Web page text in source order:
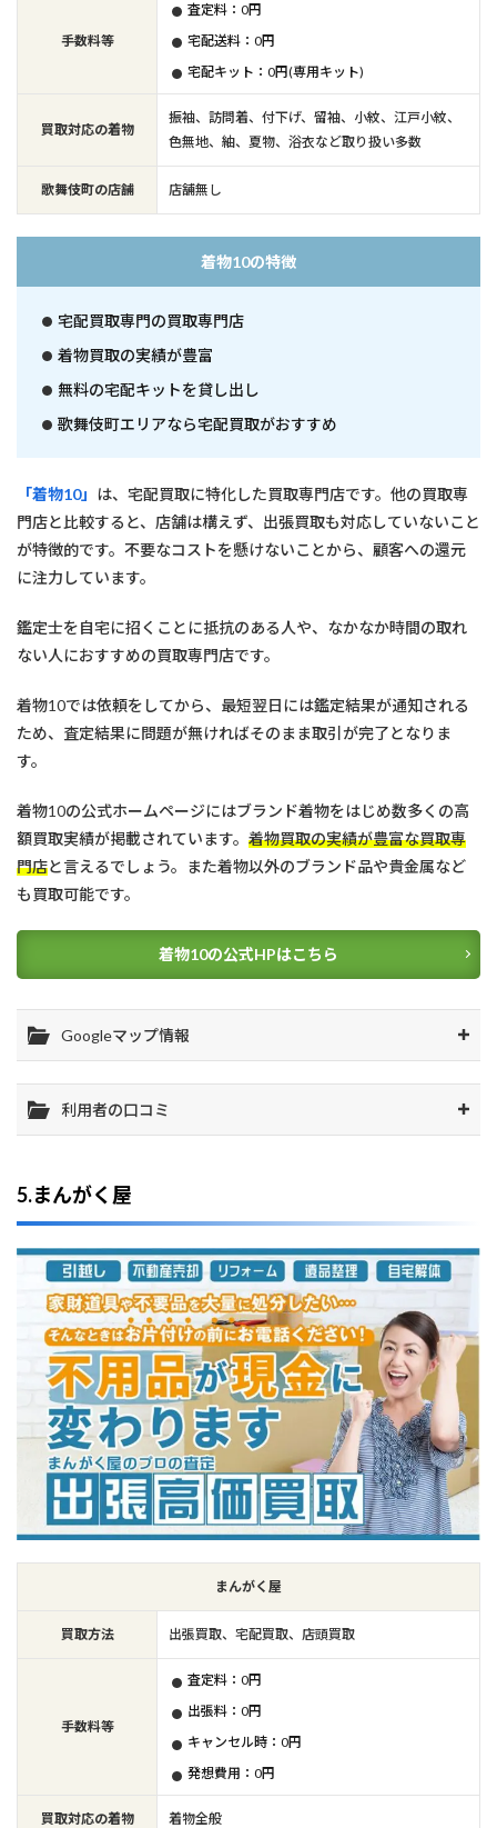
手数料等
査定料：0円
宅配送料：0円
宅配キット：0円(専用キット)
買取対応の着物
振袖、訪問着、付下げ、留袖、小紋、江戸小紋、
色無地、紬、夏物、浴衣など取り扱い多数
歌舞伎町の店舗 店舗無し
着物10の特徴
宅配買取専門の買取専門店
着物買取の実績が豊富
無料の宅配キットを貸し出し
歌舞伎町エリアなら宅配買取がおすすめ
「着物10」 は、宅配買取に特化した買取専門店です。他の買取専
門店と比較すると、店舗は構えず、出張買取も対応していないこと
が特徴的です。不要なコストを懸けないことから、顧客への還元
に注力しています。
鑑定士を自宅に招くことに抵抗のある人や、なかなか時間の取れ
ない人におすすめの買取専門店です。
着物10では依頼をしてから、最短翌日には鑑定結果が通知される
ため、査定結果に問題が無ければそのまま取引が完了となりま
す。
着物10の公式ホームページにはブランド着物をはじめ数多くの高
額買取実績が掲載されています。 着物買取の実績が豊富な買取専
門店と言えるでしょう。また着物以外のブランド品や貴金属など
も買取可能です。
着物10の公式HPはこちら
Googleマップ情報
利用者の口コミ
5.まんがく屋
まんがく屋
買取方法 出張買取、宅配買取、店頭買取
手数料等
査定料：0円
出張料：0円
キャンセル時：0円
発想費用：0円
買取対応の着物 着物全般